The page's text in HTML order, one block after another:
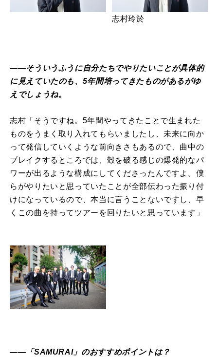
志村玲於
――そういうふうに自分たちでやりたいことが具体的
に見えていたのも、5年間培ってきたものがあるがゆ
えでしょうね。
志村「そうですね。5年間やってきたことで生まれた
ものをうまく取り入れてもらいましたし、未来に向か
って発信していくような前向きさもあるので、曲中の
ブレイクするところでは、殻を破る感じの爆発的なパ
ワーが出るような構成にしてくださったんですよ。僕
らがやりたいと思っていたことが全部伝わった振り付
けになっているので、本当に言うことないですし、早
くこの曲を持ってツアーを回りたいと思っています」
――「SAMURAI」のおすすめポイントは？